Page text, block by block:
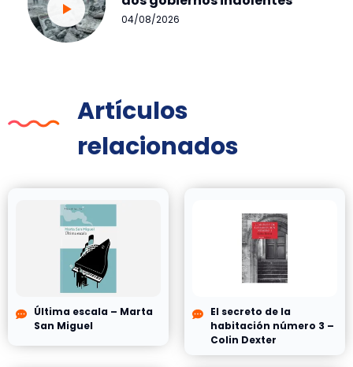
04/08/2026
Artículos
relacionados
Última escala – Marta
San Miguel
El secreto de la
habitación número 3 –
Colin Dexter